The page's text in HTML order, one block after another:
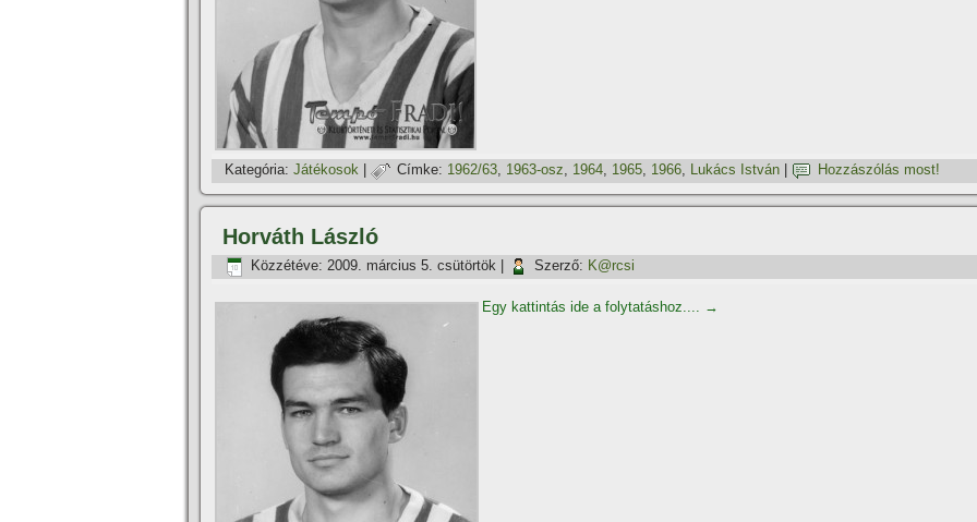
Kategória: Játékosok Címke: 1962/63, 1963-osz, 1964, 1965, 1966, Lukács István Hozzászólás most!
Horváth László
Közzétéve: 2009. március 5. csütörtök Szerző: K@rcsi
Egy kattintás ide a folytatáshoz.... →